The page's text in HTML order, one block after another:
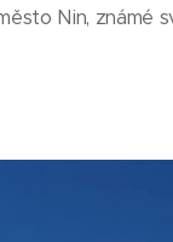
Nin, známé